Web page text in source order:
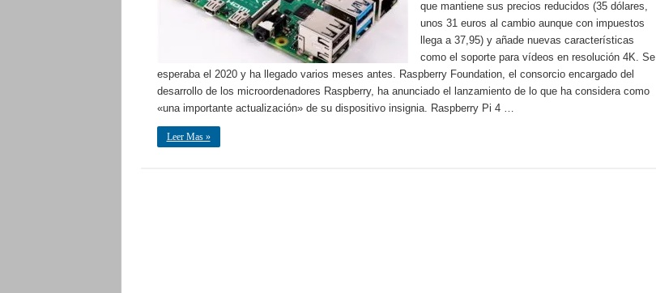
que mantiene sus precios reducidos (35 dólares,
unos 31 euros al cambio aunque con impuestos
llega a 37,95) y añade nuevas características
como el soporte para vídeos en resolución 4K. Se
esperaba el 2020 y ha llegado varios meses antes. Raspberry Foundation, el consorcio encargado del
desarrollo de los microordenadores Raspberry, ha anunciado el lanzamiento de lo que ha considera como
«una importante actualización» de su dispositivo insignia. Raspberry Pi 4 …
Leer Mas »